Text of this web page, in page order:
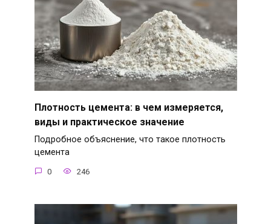
Плотность цемента: в чем измеряется,
виды и практическое значение
Подробное объяснение, что такое плотность
цемента
0 246